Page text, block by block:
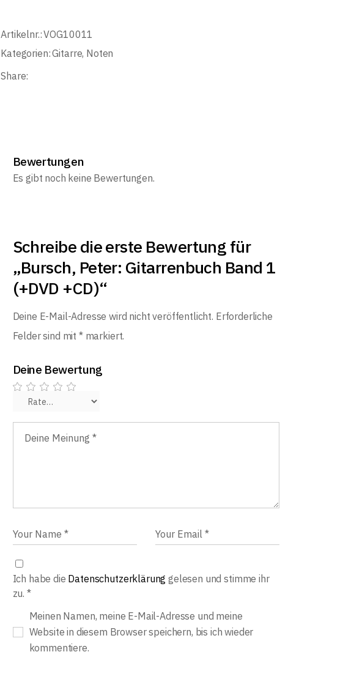
Artikelnr.:VOG10011
Kategorien:Gitarre, Noten
Share:
Bewertungen
Es gibt noch keine Bewertungen.
Schreibe die erste Bewertung für
„Bursch, Peter: Gitarrenbuch Band 1
(+DVD +CD)“
Deine E-Mail-Adresse wird nicht veröffentlicht. Erforderliche
Felder sind mit *markiert.
Deine Bewertung
Ich habe die Datenschutzerklärung gelesen und stimme ihr
zu. *
Meinen Namen, meine E-Mail-Adresse und meine
Website in diesem Browser speichern, bis ich wieder
kommentiere.